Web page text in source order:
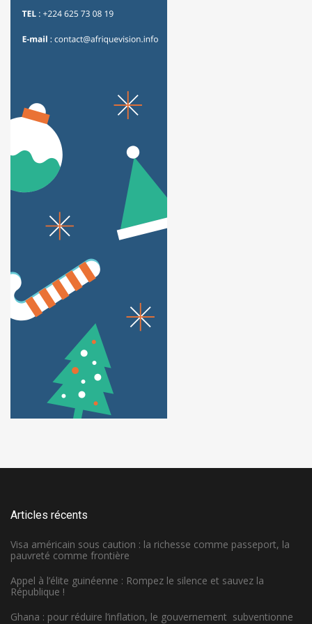
Articles récents
Visa américain sous caution : la richesse comme passeport, la
pauvreté comme frontière
Appel à l’élite guinéenne : Rompez le silence et sauvez la
République !
Ghana : pour réduire l’inflation, le gouvernement subventionne